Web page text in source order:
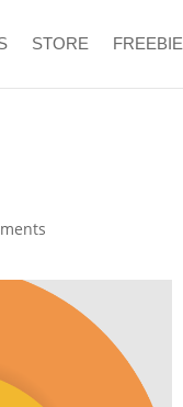
STORE FREEBIE